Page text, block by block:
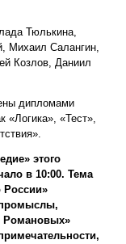
Тюлькина,
Михаил Салангин,
Козлов, Даниил
дипломами
«Логика», «Тест»,
этого
в 10:00. Тема
промыслы,
Романовых»